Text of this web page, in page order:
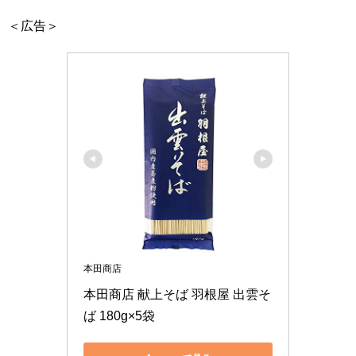
＜広告＞
本田商店
本田商店 献上そば 羽根屋 出雲そ
ば 180g×5袋